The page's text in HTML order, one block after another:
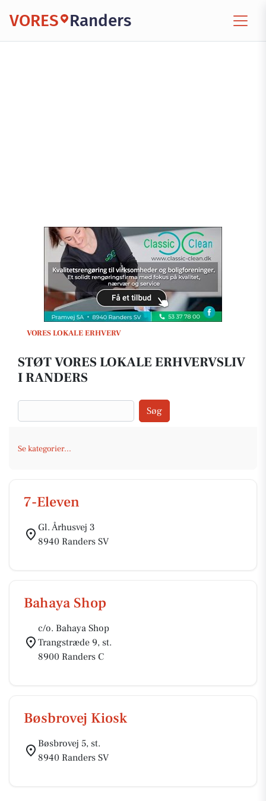
VORES Randers
VORES LOKALE ERHVERV
STØT VORES LOKALE ERHVERVSLIV
I RANDERS
Søg
Se kategorier...
7-Eleven
Gl. Århusvej 3
8940 Randers SV
Bahaya Shop
c/o. Bahaya Shop
Trangstræde 9, st.
8900 Randers C
Bøsbrovej Kiosk
Bøsbrovej 5, st.
8940 Randers SV